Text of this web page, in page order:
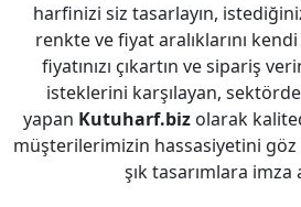
harfinizi siz tasarlayın,
renkte ve fiyat aralıklarını
fiyatınızı çıkartın ve sipariş
isteklerini karşılayan,
yapan Kutuharf.biz olarak
müşterilerimizin hassasiyetini
şık tasarımlara imza